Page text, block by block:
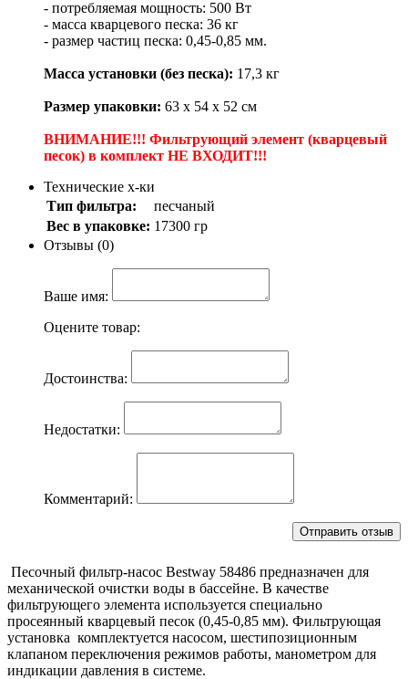
- потребляемая мощность: 500 Вт
- масса кварцевого песка: 36 кг
- размер частиц песка: 0,45-0,85 мм.
Масса установки (без песка): 17,3 кг
Размер упаковки: 63 х 54 х 52 см
ВНИМАНИЕ!!! Фильтрующий элемент (кварцевый
песок) в комплект НЕ ВХОДИТ!!!
Технические х-ки
Тип фильтра:
песчаный
Вес в упаковке: 17300 гр
Отзывы (0)
Ваше имя:
Оцените товар:
Достоинства:
Недостатки:
Комментарий:
Песочный фильтр-насос Bestway 58486 предназначен для
механической очистки воды в бассейне. В качестве
фильтрующего элемента используется специально
просеянный кварцевый песок (0,45-0,85 мм). Фильтрующая
установка комплектуется насосом, шестипозиционным
клапаном переключения режимов работы, манометром для
индикации давления в системе.